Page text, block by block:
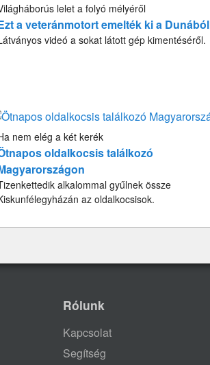
lelet a folyó mélyéről
a veteránmotort emelték ki a Dunából
videó a sokat látott gép kimentéséről.
nem elég a két kerék
oldalkocsis találkozó
alkalommal gyűlnek össze
az oldalkocsisok.
Rólunk
Kapcsolat
Segítség